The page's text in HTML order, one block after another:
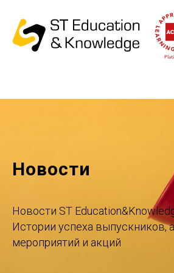
Новости
Новости ST
Истории успеха выпускников,
мероприятий и акций